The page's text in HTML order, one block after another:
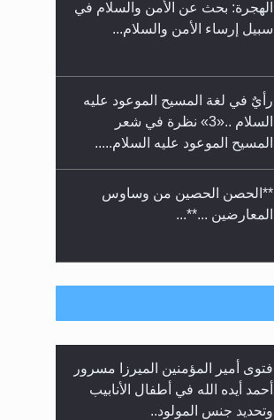
حفل توزيع الشهادات في الجامعة
الأحمدية بنيجيريا لعام 2025
الهجرة: بحث عن الأمن والسلام في
سبيل إرساء الأمن والسلام...
رأيٌ في لغة المسيح الموعود عليه
السلام ..«3» نظرة في شعر
المسيح الموعود عليه السلام.....
**الحصن الحصين من وساوس
المعارضين ...**...
متطلَّبات التّحريك الجديد...
رأيٌ في لغة المسيح الموعود عليه
السلام.. 4...
فتوى أمير المؤمنين الميرزا مسرور
أحمد أيده الله في أطفال الأنابيب
وتحديد جنس المولود..